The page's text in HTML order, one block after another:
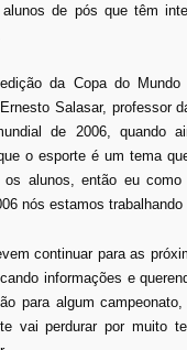
de pós que têm
da Copa do Mundo
Salasar, professor
de 2006, quando
o esporte é um tema
os alunos, então eu
nós estamos trabalhando
continuar para as
informações e
para algum
vai perdurar por muito